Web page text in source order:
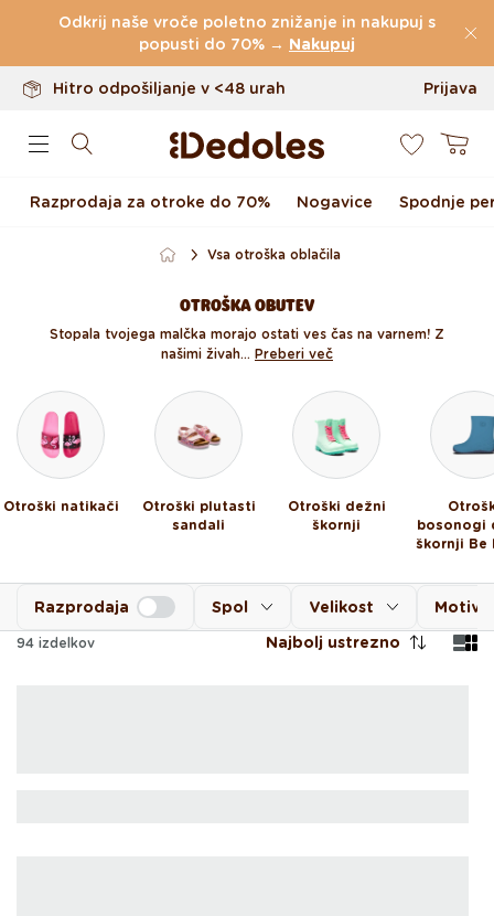
Preskoči na vsebino
Odkrij naše vroče poletno znižanje in nakupuj s
popusti do 70% → Nakupuj
Izvirni dizajn ustvarjen pri nas
Hitro odpošiljanje v <48 urah Prijava
Košarica
Razprodaja za otroke do 70% Nogavice Spodnje
Vsa otroška oblačila
OTROŠKA OBUTEV
Stopala tvojega malčka morajo ostati ves čas na varnem! Z
našimi živah... Preberi več
Otroški natikači
Otroški plutasti
sandali
Otroški dežni
škornji
bosonogi
škornji Be
Spol Velikost Motiv
Razprodaja
94 izdelkov Najbolj ustrezno